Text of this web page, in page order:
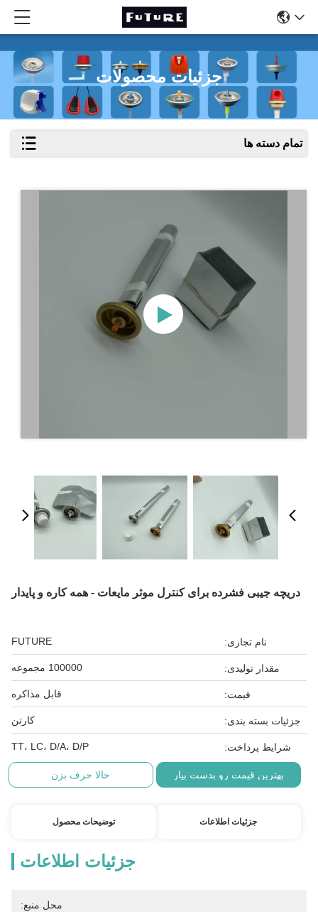
جزئیات محصولات
تمام دسته ها
دریچه جیبی فشرده برای کنترل موثر مایعات - همه کاره و پایدار
نام تجاری: FUTURE
مقدار تولیدی: 100000 مجموعه
قیمت: قابل مذاکره
جزئیات بسته بندی: کارتن
شرایط پرداخت: TT، LC، D/A، D/P
بهترین قیمت رو بدست بیار حالا حرف بزن
جزئیات اطلاعات توضیحات محصول
جزئیات اطلاعات
محل منبع: